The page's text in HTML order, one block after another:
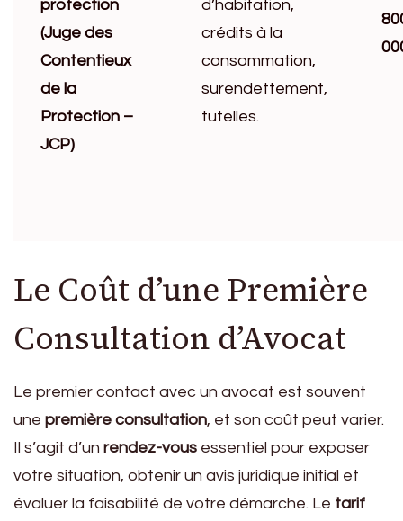
protection
(Juge des
Contentieux
de la
Protection –
JCP)
d’habitation,
crédits à la
consommation,
surendettement,
tutelles.
Le Coût d’une Première
Consultation d’Avocat
Le premier contact avec un avocat est souvent
une première consultation, et son coût peut varier.
Il s’agit d’un rendez-vous essentiel pour exposer
votre situation, obtenir un avis juridique initial et
évaluer la faisabilité de votre démarche. Le tarif